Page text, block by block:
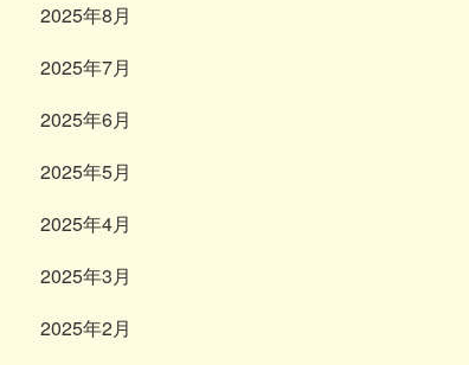
2025年8月
2025年7月
2025年6月
2025年5月
2025年4月
2025年3月
2025年2月